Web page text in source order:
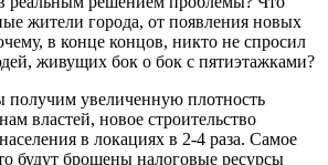
жители города, от появления новых
в конце концов, никто не спросил
живущих бок о бок с пятиэтажками?
получим увеличенную плотность
властей, новое строительство
в локациях в 2-4 раза. Самое
будут брошены налоговые ресурсы